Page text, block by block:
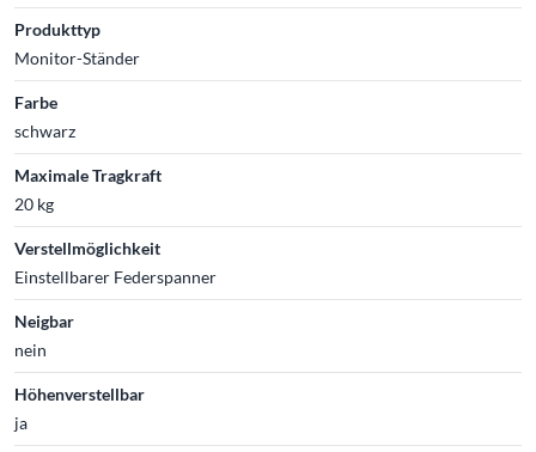
Produkttyp
Monitor-Ständer
Farbe
schwarz
Maximale Tragkraft
20 kg
Verstellmöglichkeit
Einstellbarer Federspanner
Neigbar
nein
Höhenverstellbar
ja